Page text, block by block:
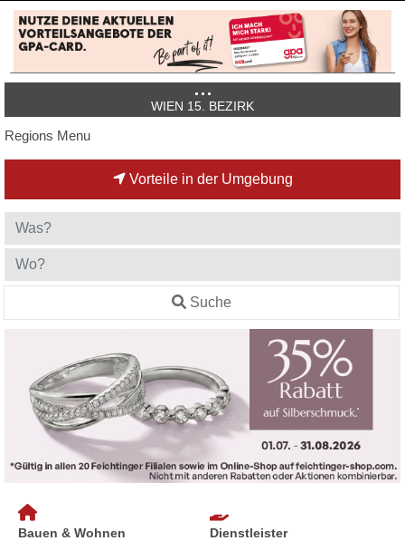
WIEN 15. BEZIRK
Regions Menu
Vorteile in der Umgebung
Suche
Bauen & Wohnen Dienstleister